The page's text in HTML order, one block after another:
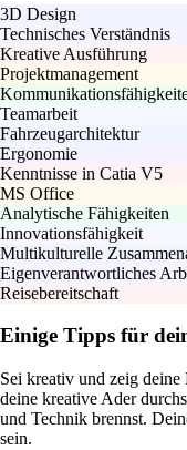
3D Design
Technisches Verständnis
Kreative Ausführung
Projektmanagement
Teamarbeit
Fahrzeugarchitektur
Ergonomie
Kenntnisse in Catia V5
MS Office
Analytische Fähigkeiten
Innovationsfähigkeit
Multikulturelle
Eigenverantwortliches
Reisebereitschaft
Einige Tipps für
Sei kreativ und zeig deine
deine kreative Ader
und Technik brennst.
sein.